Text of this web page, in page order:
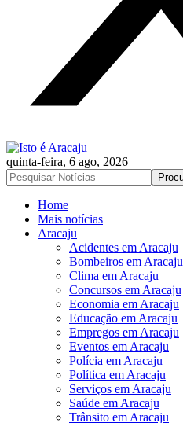
quinta-feira, 6 ago, 2026
Home
Mais notícias
Aracaju
Acidentes em Aracaju
Bombeiros em Aracaju
Clima em Aracaju
Concursos em Aracaju
Economia em Aracaju
Educação em Aracaju
Empregos em Aracaju
Eventos em Aracaju
Polícia em Aracaju
Política em Aracaju
Serviços em Aracaju
Saúde em Aracaju
Trânsito em Aracaju